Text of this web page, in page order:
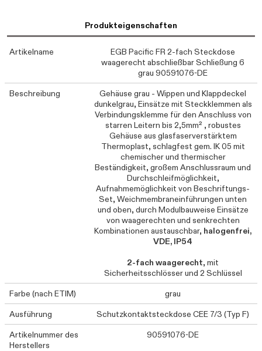
Produkteigenschaften
Artikelname
EGB Pacific FR 2-fach Steckdose
waagerecht abschließbar Schließung 6
grau 90591076-DE
Beschreibung
Gehäuse grau - Wippen und Klappdeckel
dunkelgrau, Einsätze mit Steckklemmen als
Verbindungsklemme für den Anschluss von
starren Leitern bis 2,5mm² , robustes
Gehäuse aus glasfaserverstärktem
Thermoplast, schlagfest gem. IK 05 mit
chemischer und thermischer
Beständigkeit, großem Anschlussraum und
Durchschleifmöglichkeit,
Aufnahmemöglichkeit von Beschriftungs-
Set, Weichmembraneinführungen unten
und oben, durch Modulbauweise Einsätze
von waagerechten und senkrechten
Kombinationen austauschbar, halogenfrei,
VDE, IP54
2-fach waagerecht, mit
Sicherheitsschlösser und 2 Schlüssel
Farbe (nach ETIM)
grau
Ausführung
Schutzkontaktsteckdose CEE 7/3 (Typ F)
Artikelnummer des
Herstellers
90591076-DE